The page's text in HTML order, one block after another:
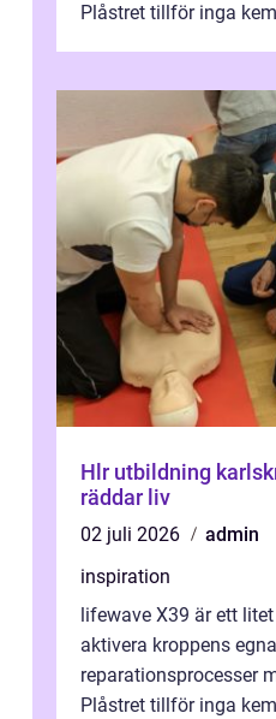
Plåstret tillför inga
Hlr utbildning karlskrona
räddar liv
02 juli 2026
admin
inspiration
lifewave X39 är ett
aktivera kroppens egna
reparationsprocesser
Plåstret tillför inga